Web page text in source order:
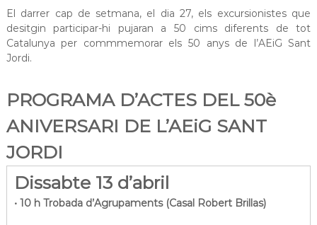
El darrer cap de setmana, el dia 27, els excursionistes que
desitgin participar-hi pujaran a 50 cims diferents de tot
Catalunya per commmemorar els 50 anys de l’AEiG Sant
Jordi.
PROGRAMA D’ACTES DEL 50è
ANIVERSARI DE L’AEiG SANT
JORDI
Dissabte 13 d’abril
• 10 h Trobada d’Agrupaments (Casal Robert Brillas)